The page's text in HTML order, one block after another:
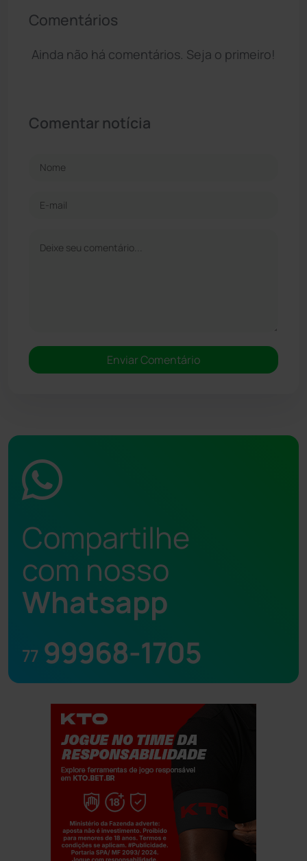
Comentários
Ainda não há comentários. Seja o primeiro!
Comentar notícia
Compartilhe
com nosso
Whatsapp
77 99968-1705